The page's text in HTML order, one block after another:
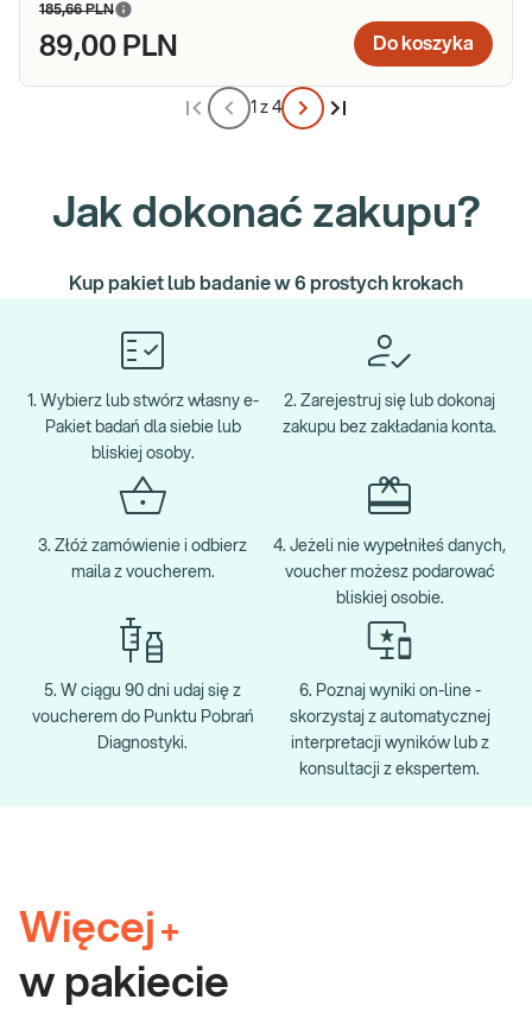
185,66 PLN
89,00 PLN Do koszyka
1 z 4
Jak dokonać zakupu?
Kup pakiet lub badanie w 6 prostych krokach
1. Wybierz lub stwórz własny e-
Pakiet badań dla siebie lub
bliskiej osoby.
2. Zarejestruj się lub dokonaj
zakupu bez zakładania konta.
3. Złóż zamówienie i odbierz
maila z voucherem.
4. Jeżeli nie wypełniłeś danych,
voucher możesz podarować
bliskiej osobie.
5. W ciągu 90 dni udaj się z
voucherem do Punktu Pobrań
Diagnostyki.
6. Poznaj wyniki on-line -
skorzystaj z automatycznej
interpretacji wyników lub z
konsultacji z ekspertem.
Więcej +
w pakiecie